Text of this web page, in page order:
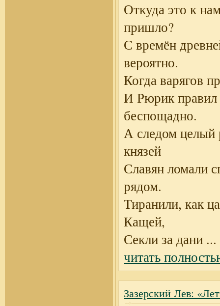
Откуда это к
пришло?
С времён
вероятно.
Когда варягов
И Рюрик правил
беспощадно.
А следом целый
князей
Славян ломали
рядом.
Тиранили, как
Кащей,
Секли за дани ...
читать
Зазерский Лев: